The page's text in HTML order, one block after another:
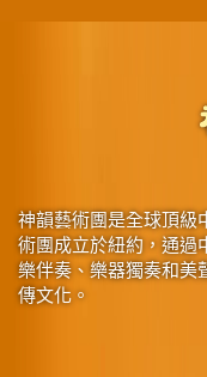
神韻藝術團是全球頂級
術團成立於紐約，通過
樂伴奏、樂器獨奏和美
傳文化。